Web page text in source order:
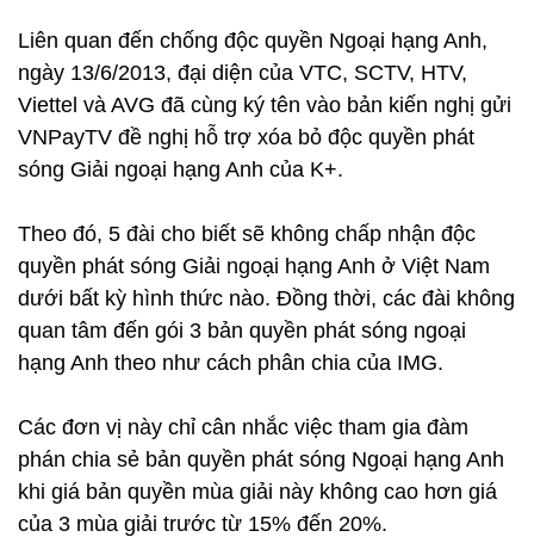
Liên quan đến chống độc quyền Ngoại hạng Anh,
ngày 13/6/2013, đại diện của VTC, SCTV, HTV,
Viettel và AVG đã cùng ký tên vào bản kiến nghị gửi
VNPayTV đề nghị hỗ trợ xóa bỏ độc quyền phát
sóng Giải ngoại hạng Anh của K+.
Theo đó, 5 đài cho biết sẽ không chấp nhận độc
quyền phát sóng Giải ngoại hạng Anh ở Việt Nam
dưới bất kỳ hình thức nào. Đồng thời, các đài không
quan tâm đến gói 3 bản quyền phát sóng ngoại
hạng Anh theo như cách phân chia của IMG.
Các đơn vị này chỉ cân nhắc việc tham gia đàm
phán chia sẻ bản quyền phát sóng Ngoại hạng Anh
khi giá bản quyền mùa giải này không cao hơn giá
của 3 mùa giải trước từ 15% đến 20%.